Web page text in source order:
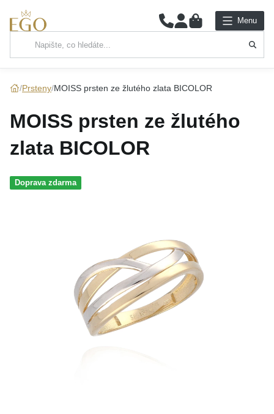
0 Menu
Hlavní kategorie
Prsteny MOISS prsten ze žlutého zlata BICOLOR
MOISS prsten ze žlutého
zlata BICOLOR
Doprava zdarma